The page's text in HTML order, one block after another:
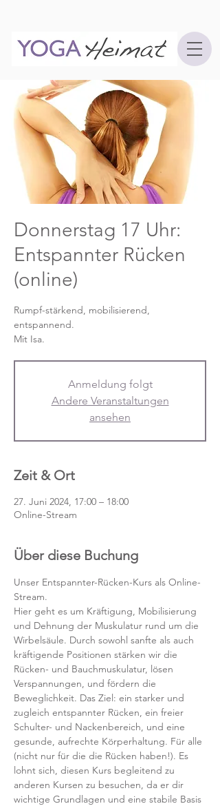
Donnerstag 17 Uhr:
Entspannter Rücken
(online)
Rumpf-stärkend, mobilisierend,
entspannend.
Mit Isa.
Anmeldung folgt
Andere Veranstaltungen
ansehen
Zeit & Ort
27. Juni 2024, 17:00 – 18:00
Online-Stream
Über diese Buchung
Unser Entspannter-Rücken-Kurs als Online-
Stream.
Hier geht es um Kräftigung, Mobilisierung
und Dehnung der Muskulatur rund um die
Wirbelsäule. Durch sowohl sanfte als auch
kräftigende Positionen stärken wir die
Rücken- und Bauchmuskulatur, lösen
Verspannungen, und fördern die
Beweglichkeit. Das Ziel: ein starker und
zugleich entspannter Rücken, ein freier
Schulter- und Nackenbereich, und eine
gesunde, aufrechte Körperhaltung. Für alle
(nicht nur für die die Rücken haben!). Es
lohnt sich, diesen Kurs begleitend zu
anderen Kursen zu besuchen, da er dir
wichtige Grundlagen und eine stabile Basis